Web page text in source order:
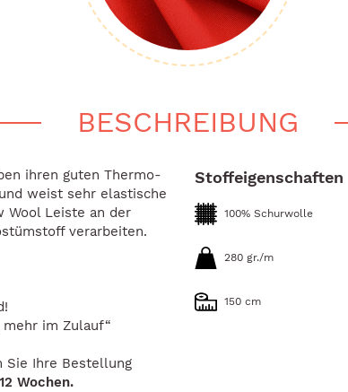
BESCHREIBUNG
ihren guten Thermo-
weist sehr elastische
Wool Leiste an der
verarbeiten.
im Zulauf“
Sie Ihre Bestellung
Wochen.
Stoffeigenschaften
100% Schurwolle
280 gr./m
150 cm